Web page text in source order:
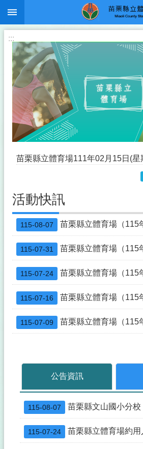
跳到主要內容區塊
:::
「節水宣導」
修正「機場四周禁止施放有礙飛航
原住民族委員會「Ayoi阿優依電商
活動快訊
115-08-07 苗栗縣立體育場（115年8月10日至
115-07-31 苗栗縣立體育場（115年8月3日至
115-07-24 苗栗縣立體育場（115年7月27日至
115-07-16 苗栗縣立體育場（115年7月20日至
115-07-09 苗栗縣立體育場（115年7月13日至
公告資訊
115-08-07 苗栗縣文山國小分校（巨蛋）體育館
115-07-24 苗栗縣立體育場約用人